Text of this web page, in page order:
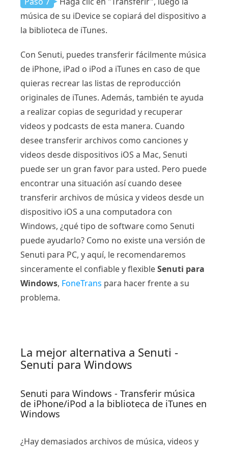
música de su iDevice se copiará del dispositivo a
la biblioteca de iTunes.
Con Senuti, puedes transferir fácilmente música
de iPhone, iPad o iPod a iTunes en caso de que
quieras recrear las listas de reproducción
originales de iTunes. Además, también te ayuda
a realizar copias de seguridad y recuperar
videos y podcasts de esta manera. Cuando
desee transferir archivos como canciones y
videos desde dispositivos iOS a Mac, Senuti
puede ser un gran favor para usted. Pero puede
encontrar una situación así cuando desee
transferir archivos de música y videos desde un
dispositivo iOS a una computadora con
Windows, ¿qué tipo de software como Senuti
puede ayudarlo? Como no existe una versión de
Senuti para PC, y aquí, le recomendaremos
sinceramente el confiable y flexibleSenuti para
Windows, FoneTrans para hacer frente a su
problema.
La mejor alternativa a Senuti -
Senuti para Windows
Senuti para Windows - Transferir música
de iPhone/iPod a la biblioteca de iTunes en
Windows
¿Hay demasiados archivos de música, videos y